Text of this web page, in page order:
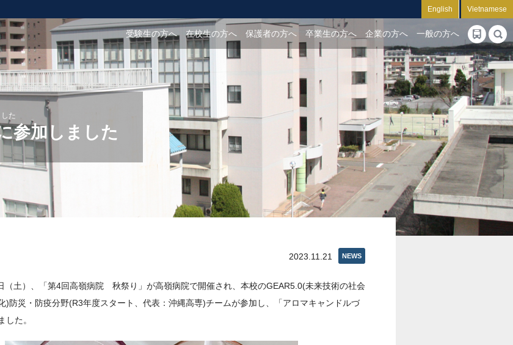
English Vietnamese
受験生の方へ 在校生の方へ 保護者の方へ 卒業生の方へ 企業の方へ 一般の方へ
た
参加しました
NEWS
2023.11.21
（土）、「第4回高嶺病院 秋祭り」が高嶺病院で開催され、本校のGEAR5.0(未来技術の社会
)防災・防疫分野(R3年度スタート、代表：沖縄高専)チームが参加し、「アロマキャンドルづ
した。